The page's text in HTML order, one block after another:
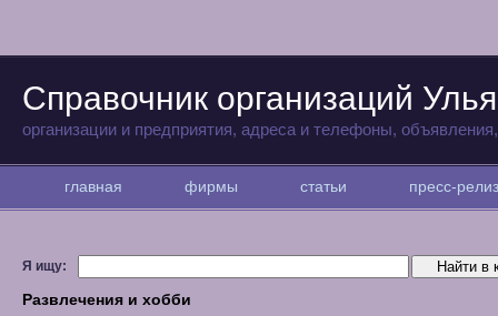
Справочник организаций
организации и предприятия, адреса и телефоны,
главная фирмы статьи пресс-
Я ищу:
Развлечения и хобби